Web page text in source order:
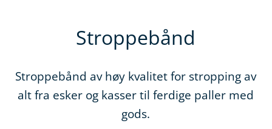
Stroppebånd
Stroppebånd av høy kvalitet for stropping av
alt fra esker og kasser til ferdige paller med
gods.